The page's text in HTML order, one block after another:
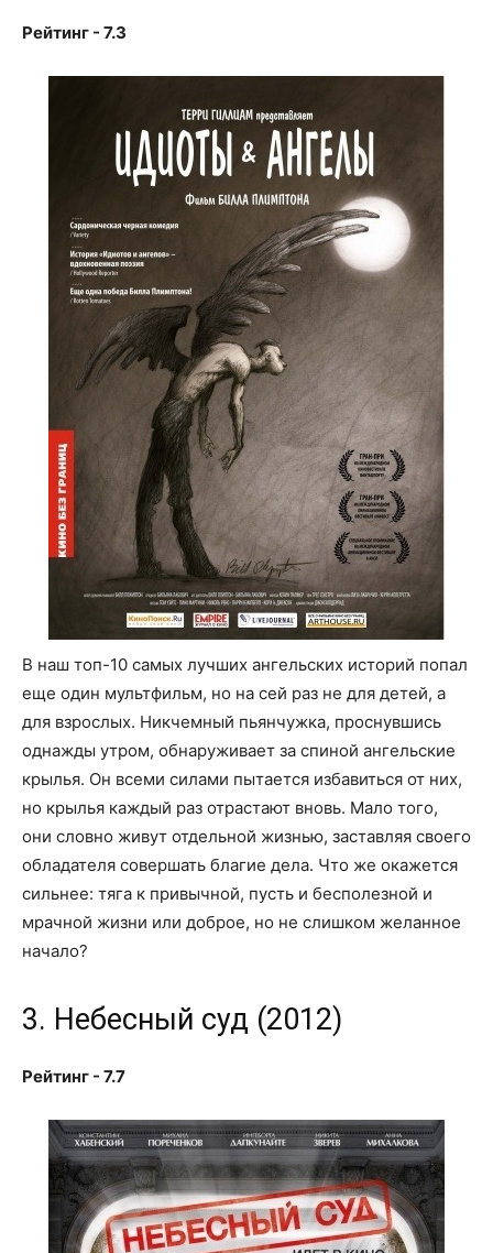
Рейтинг - 7.3
В наш топ-10 самых лучших ангельских историй попал
еще один мультфильм, но на сей раз не для детей, а
для взрослых. Никчемный пьянчужка, проснувшись
однажды утром, обнаруживает за спиной ангельские
крылья. Он всеми силами пытается избавиться от них,
но крылья каждый раз отрастают вновь. Мало того,
они словно живут отдельной жизнью, заставляя своего
обладателя совершать благие дела. Что же окажется
сильнее: тяга к привычной, пусть и бесполезной и
мрачной жизни или доброе, но не слишком желанное
начало?
3. Небесный суд (2012)
Рейтинг - 7.7